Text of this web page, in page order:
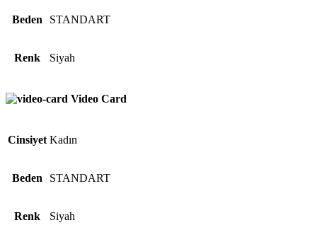
Beden STANDART
Renk Siyah
Video Card
Cinsiyet Kadın
Beden STANDART
Renk Siyah